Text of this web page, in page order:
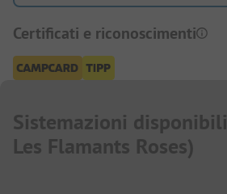
Certificati e riconoscimenti
Sistemazioni disponibili
Les Flamants Roses)